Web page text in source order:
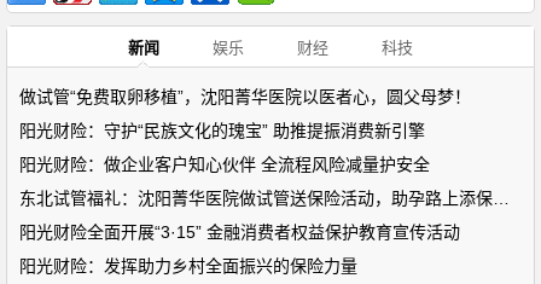
新闻 娱乐 财经 科技
做试管“免费取卵移植”，沈阳菁华医院以医者心，圆父母梦！
阳光财险：守护“民族文化的瑰宝” 助推提振消费新引擎
阳光财险：做企业客户知心伙伴 全流程风险减量护安全
阳光财险全面开展“3·15” 金融消费者权益保护教育宣传活动
阳光财险：发挥助力乡村全面振兴的保险力量